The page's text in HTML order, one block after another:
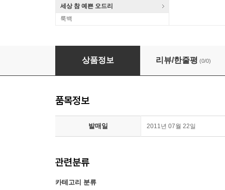
세상 참 예쁜 오드리
룩백
Jack Liebeck 바이올린 비르투오지 - 프로코
상품정보 리뷰/한줄평 (0/0)
품목정보
발매일 2011년 07월 22일
관련분류
카테고리 분류